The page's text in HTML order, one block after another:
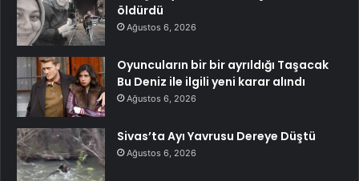
öldürdü
Ağustos 6, 2026
Oyuncuların bir bir ayrıldığı Taşacak
Bu Deniz ile ilgili yeni karar alındı
Ağustos 6, 2026
Sivas’ta Ayı Yavrusu Dereye Düştü
Ağustos 6, 2026